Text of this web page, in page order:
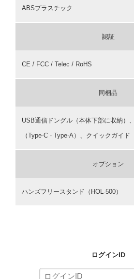
ABSプラスチック
認証
CE / FCC / Telec / RoHS
同梱品
USB通信ドングル（本体下部に収納）
（Type-C - Type-A）、クイックガイド
オプション
ハンズフリースタンド（HOL-500）
ログインID